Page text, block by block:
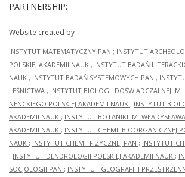
PARTNERSHIP:
Website created by
INSTYTUT MATEMATYCZNY PAN ; INSTYTUT
POLSKIEJ AKADEMII NAUK ; INSTYTUT BADAŃ
NAUK ; INSTYTUT BADAŃ SYSTEMOWYCH PAN ;
LEŚNICTWA ; INSTYTUT BIOLOGII DOŚWIADCZALNEJ IM.
NENCKIEGO POLSKIEJ AKADEMII NAUK ; INSTYTUT
AKADEMII NAUK ; INSTYTUT BOTANIKI IM. WŁADYSŁAWA
AKADEMII NAUK ; INSTYTUT CHEMII BIOORGANICZNEJ
NAUK ; INSTYTUT CHEMII FIZYCZNEJ PAN ; INSTYTUT
; INSTYTUT DENDROLOGII POLSKIEJ AKADEMII NAUK ;
SOCJOLOGII PAN ; INSTYTUT GEOGRAFII I